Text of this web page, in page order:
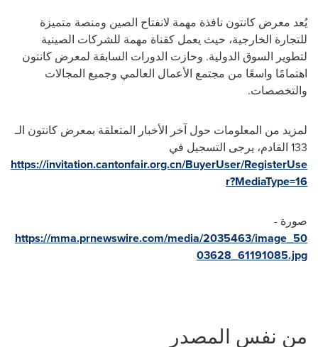
يُعد معرض كانتون نافذة مهمة لانفتاح الصين ومنصة متميزة
للتجارة الخارجية، حيث يعمل كقناة مهمة للشركات الصينية
لتطوير السوق الدولية. وحازت الدورات السابقة لمعرض كانتون
اهتمامًا واسعًا من مجتمع الأعمال العالمي وجميع المجالات
والتخصصات.
لمزيد من المعلومات حول آخر الأخبار المتعلقة بمعرض كانتون الـ
133 القادم، يرجى التسجيل في
https://invitation.cantonfair.org.cn/BuyerUser/RegisterUse
r?MediaType=16
صورة -
https://mma.prnewswire.com/media/2035463/image_50
03628_61191085.jpg
من نفس المصدر